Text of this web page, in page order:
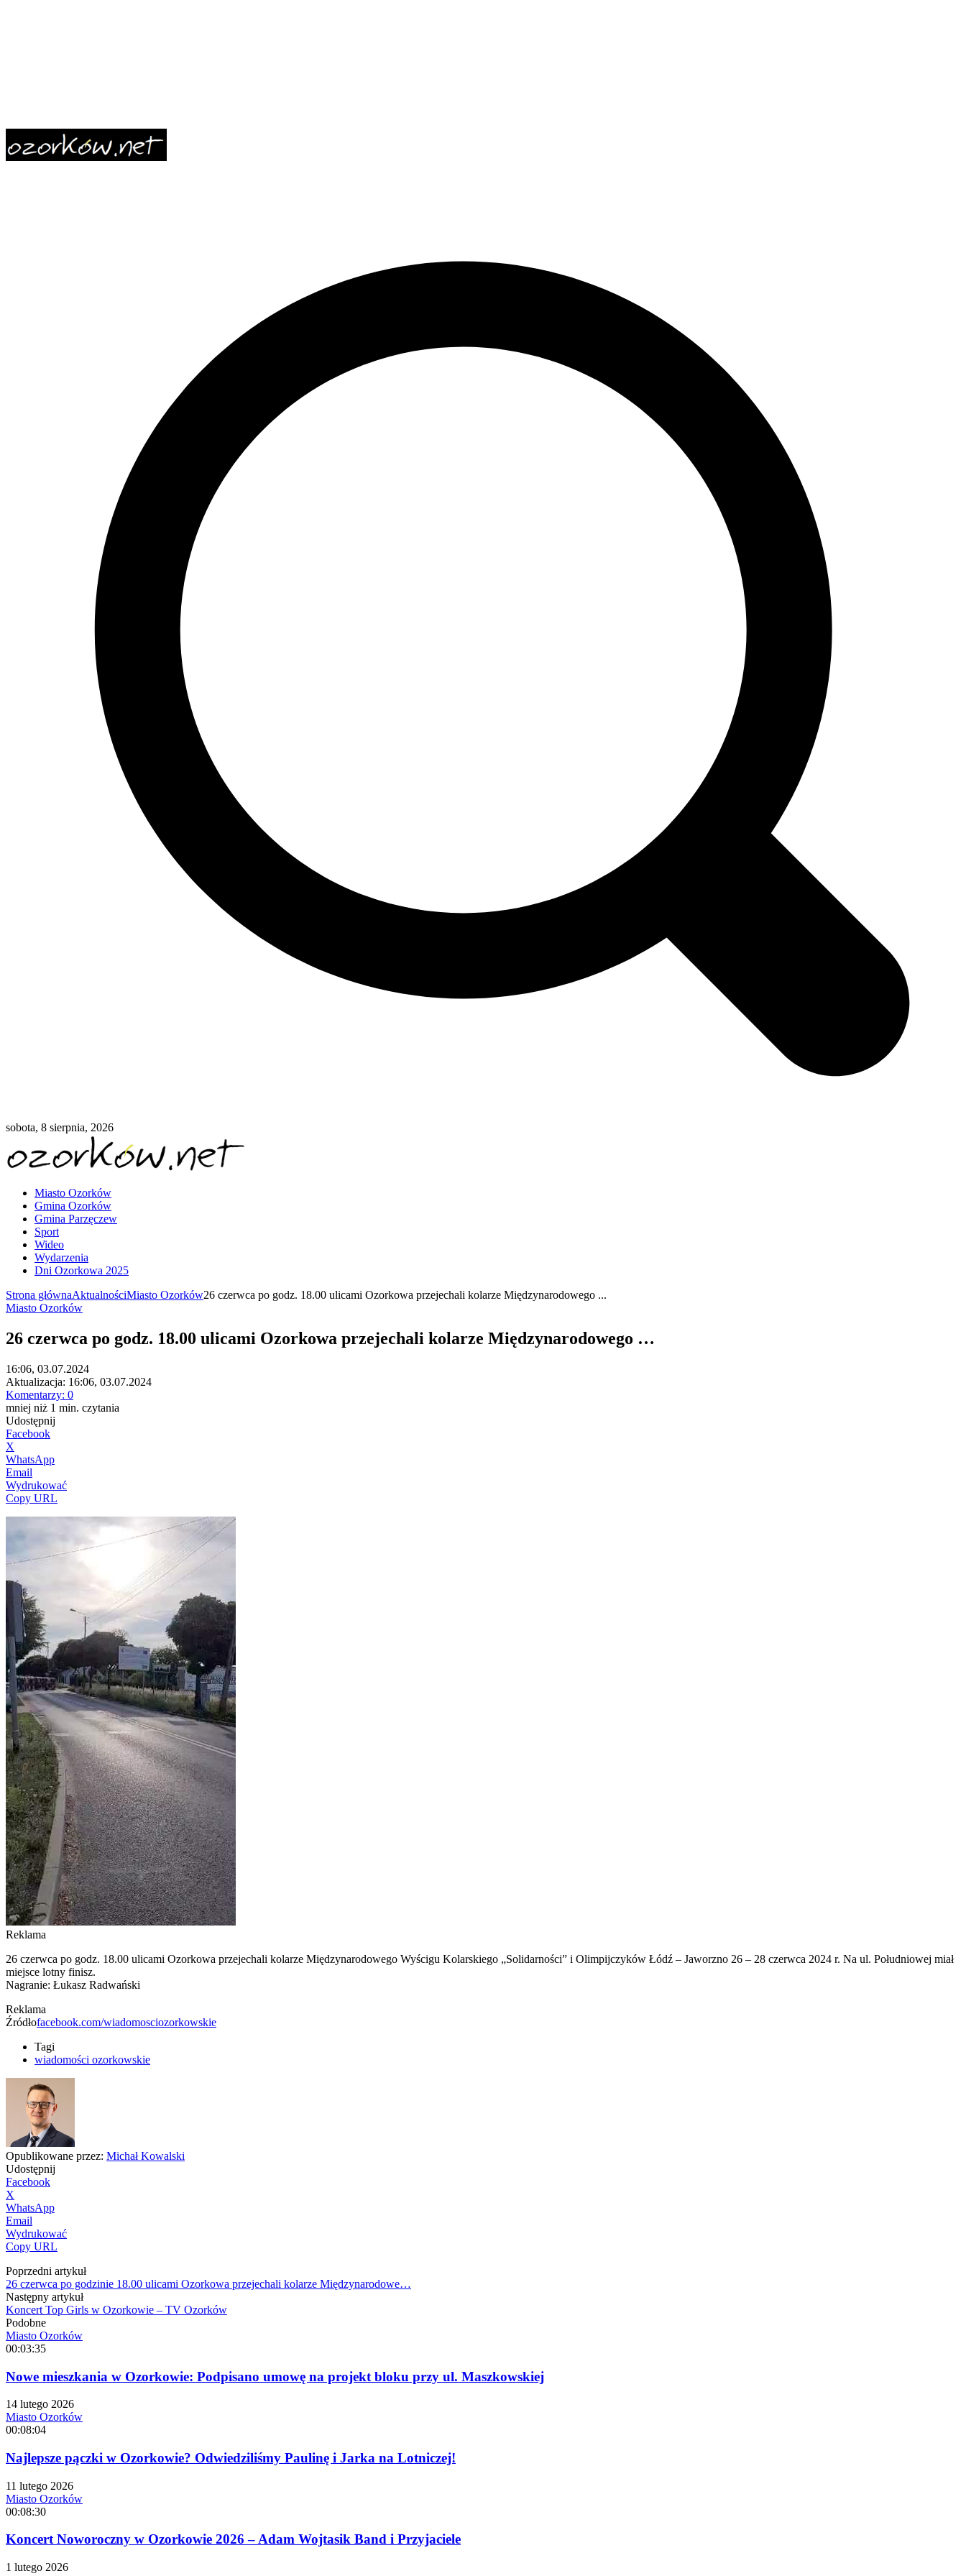
sobota, 8 sierpnia, 2026
Miasto Ozorków
Gmina Ozorków
Gmina Parzęczew
Sport
Wideo
Wydarzenia
Dni Ozorkowa 2025
Strona głównaAktualnościMiasto Ozorków26 czerwca po godz. 18.00 ulicami Ozorkowa przejechali kolarze Międzynarodowego ...
Miasto Ozorków
26 czerwca po godz. 18.00 ulicami Ozorkowa przejechali kolarze Międzynarodowego …
16:06, 03.07.2024
Aktualizacja: 16:06, 03.07.2024
Komentarzy: 0
mniej niż 1 min. czytania
Udostępnij
Facebook
X
WhatsApp
Email
Wydrukować
Copy URL
Reklama
26 czerwca po godz. 18.00 ulicami Ozorkowa przejechali kolarze Międzynarodowego Wyścigu Kolarskiego „Solidarności” i Olimpijczyków Łódź – Jaworzno 26 – 28 czerwca 2024 r. Na ul. Południowej miał
miejsce lotny finisz.
Nagranie: Łukasz Radwański
Reklama
Źródłofacebook.com/wiadomosciozorkowskie
Tagi
wiadomości ozorkowskie
Opublikowane przez: Michał Kowalski
Udostępnij
Facebook
X
WhatsApp
Email
Wydrukować
Copy URL
Poprzedni artykuł
26 czerwca po godzinie 18.00 ulicami Ozorkowa przejechali kolarze Międzynarodowe…
Następny artykuł
Koncert Top Girls w Ozorkowie – TV Ozorków
Podobne
Miasto Ozorków
00:03:35
Nowe mieszkania w Ozorkowie: Podpisano umowę na projekt bloku przy ul. Maszkowskiej
14 lutego 2026
Miasto Ozorków
00:08:04
Najlepsze pączki w Ozorkowie? Odwiedziliśmy Paulinę i Jarka na Lotniczej!
11 lutego 2026
Miasto Ozorków
00:08:30
Koncert Noworoczny w Ozorkowie 2026 – Adam Wojtasik Band i Przyjaciele
1 lutego 2026